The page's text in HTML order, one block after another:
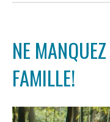
NE
FAMILLE!